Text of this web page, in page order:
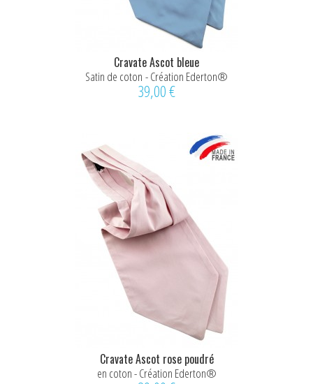
Cravate Ascot bleue
Satin de coton - Création Ederton®
39,00 €
Cravate Ascot rose poudré
en coton - Création Ederton®